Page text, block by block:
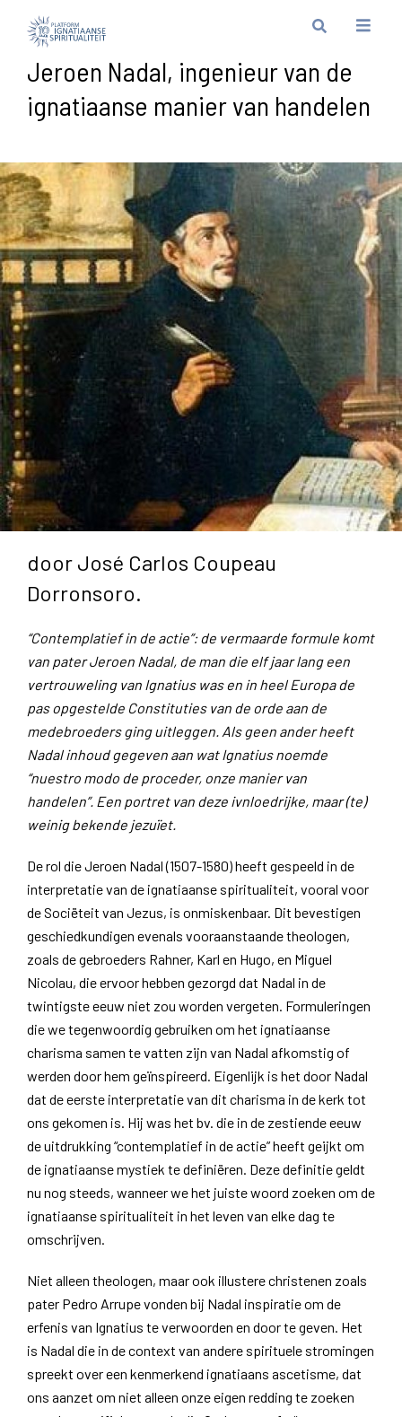
Jeroen Nadal, ingenieur van de
ignatiaanse manier van handelen
door José Carlos Coupeau
Dorronsoro.
“Contemplatief in de actie”: de vermaarde formule komt
van pater Jeroen Nadal, de man die elf jaar lang een
vertrouweling van Ignatius was en in heel Europa de
pas opgestelde Constituties van de orde aan de
medebroeders ging uitleggen. Als geen ander heeft
Nadal inhoud gegeven aan wat Ignatius noemde
“nuestro modo de proceder, onze manier van
handelen”. Een portret van deze ivnloedrijke, maar (te)
weinig bekende jezuïet.
De rol die Jeroen Nadal (1507-1580) heeft gespeeld in de
interpretatie van de ignatiaanse spiritualiteit, vooral voor
de Sociëteit van Jezus, is onmiskenbaar. Dit bevestigen
geschiedkundigen evenals vooraanstaande theologen,
zoals de gebroeders Rahner, Karl en Hugo, en Miguel
Nicolau, die ervoor hebben gezorgd dat Nadal in de
twintigste eeuw niet zou worden vergeten. Formuleringen
die we tegenwoordig gebruiken om het ignatiaanse
charisma samen te vatten zijn van Nadal afkomstig of
werden door hem geïnspireerd. Eigenlijk is het door Nadal
dat de eerste interpretatie van dit charisma in de kerk tot
ons gekomen is. Hij was het bv. die in de zestiende eeuw
de uitdrukking “contemplatief in de actie” heeft geijkt om
de ignatiaanse mystiek te definiëren. Deze definitie geldt
nu nog steeds, wanneer we het juiste woord zoeken om de
ignatiaanse spiritualiteit in het leven van elke dag te
omschrijven.
Niet alleen theologen, maar ook illustere christenen zoals
pater Pedro Arrupe vonden bij Nadal inspiratie om de
erfenis van Ignatius te verwoorden en door te geven. Het
is Nadal die in de context van andere spirituele stromingen
spreekt over een kenmerkend ignatiaans ascetisme, dat
ons aanzet om niet alleen onze eigen redding te zoeken